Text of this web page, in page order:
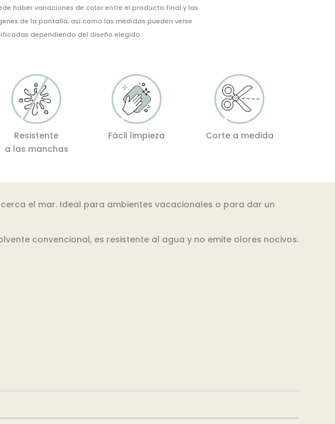
haber variaciones de color entre el producto final y las
de la pantalla, así como las medidas pueden verse
dependiendo del diseño elegido.
Resistente
a las manchas
Fácil limpieza Corte a medida
el mar. Ideal para ambientes vacacionales o para dar un
convencional, es resistente al agua y no emite olores nocivos.